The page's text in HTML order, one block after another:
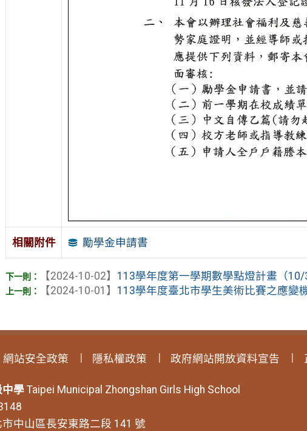
相關附件 勵學金申請書
【2024-10-02】 113學年度第一學期數學點燈計畫（10/
【2024-10-01】 113學年度臺北市學生美術比賽之應變
網站安全政策 隱私權政策 政府網站開放資料宣告
中學 Taipei Municipal Zhongshan Girls High School
中山區長安東路二段 141 號